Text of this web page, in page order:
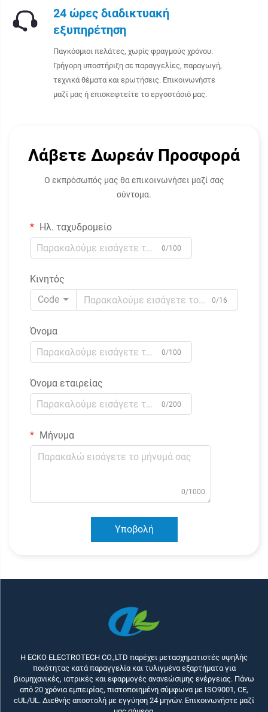
24 ώρες διαδικτυακή
εξυπηρέτηση
Παγκόσμιοι πελάτες, χωρίς φραγμούς χρόνου.
Γρήγορη υποστήριξη σε παραγγελίες, παραγωγή,
τεχνικά θέματα και ερωτήσεις. Επικοινωνήστε
μαζί μας ή επισκεφτείτε το εργοστάσιό μας.
Λάβετε Δωρεάν Προσφορά
Ο εκπρόσωπός μας θα επικοινωνήσει μαζί σας
σύντομα.
Ηλ. ταχυδρομείο
0/100
Κινητός
Code
0/16
Όνομα
0/100
Όνομα εταιρείας
0/200
Μήνυμα
0/1000
Υποβολή
Η ECKO ELECTROTECH CO.,LTD παρέχει μετασχηματιστές υψηλής
ποιότητας κατά παραγγελία και τυλιγμένα εξαρτήματα για
βιομηχανικές, ιατρικές και εφαρμογές ανανεώσιμης ενέργειας. Πάνω
από 20 χρόνια εμπειρίας, πιστοποιημένη σύμφωνα με ISO9001, CE,
cUL/UL. Διεθνής αποστολή με εγγύηση 24 μηνών. Επικοινωνήστε μαζί